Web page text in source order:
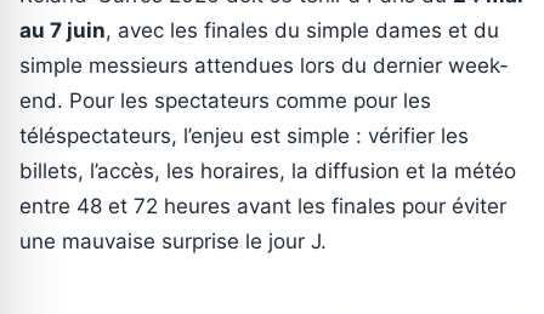
au 7 juin, avec les finales du simple dames et du
simple messieurs attendues lors du dernier week-
end. Pour les spectateurs comme pour les
téléspectateurs, l’enjeu est simple : vérifier les
billets, l’accès, les horaires, la diffusion et la météo
entre 48 et 72 heures avant les finales pour éviter
une mauvaise surprise le jour J.